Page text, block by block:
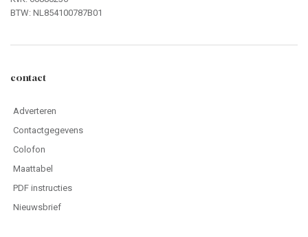
BTW: NL854100787B01
contact
Adverteren
Contactgegevens
Colofon
Maattabel
PDF instructies
Nieuwsbrief